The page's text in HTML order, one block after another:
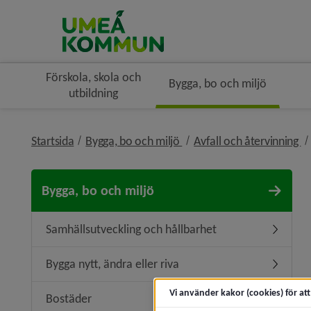
Förskola, skola och
utbildning
Bygga, bo och miljö
Startsida Bygga, bo och miljö nivå i
Avfall och återvinning
Bygga, bo och miljö
Samhällsutveckling och hållbarhet
Bygga nytt, ändra eller riva
Bostäder Vi använder kakor (cookies) för